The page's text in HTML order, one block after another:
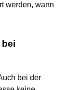
werden, wann
bei der